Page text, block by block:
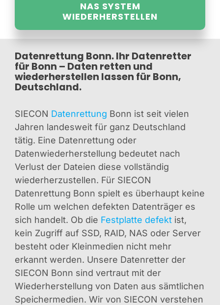
NAS SYSTEM
WIEDERHERSTELLEN
Datenrettung Bonn. Ihr Datenretter
für Bonn – Daten retten und
wiederherstellen lassen für Bonn,
Deutschland.
SIECON Datenrettung Bonn ist seit vielen
Jahren landesweit für ganz Deutschland
tätig. Eine Datenrettung oder
Datenwiederherstellung bedeutet nach
Verlust der Dateien diese vollständig
wiederherzustellen. Für SIECON
Datenrettung Bonn spielt es überhaupt keine
Rolle um welchen defekten Datenträger es
sich handelt. Ob die Festplatte defektist,
kein Zugriff auf SSD, RAID, NAS oder Server
besteht oder Kleinmedien nicht mehr
erkannt werden. Unsere Datenretter der
SIECON Bonn sind vertraut mit der
Wiederherstellung von Daten aus sämtlichen
Speichermedien. Wir von SIECON verstehen